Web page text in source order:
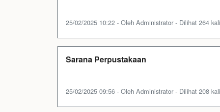
25/02/2025 10:22 - Oleh Administrator - Dilihat 264 kali
Sarana Perpustakaan
25/02/2025 09:56 - Oleh Administrator - Dilihat 208 kali